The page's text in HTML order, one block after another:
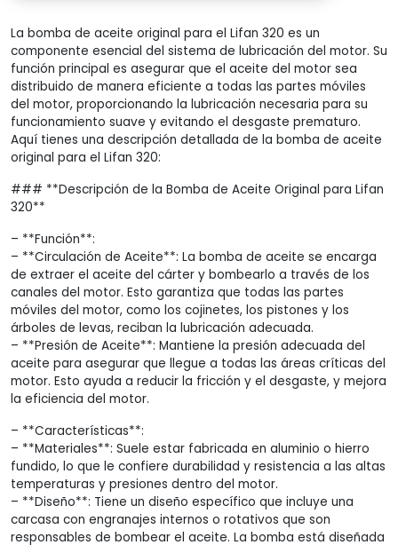
La bomba de aceite original para el Lifan 320 es un
componente esencial del sistema de lubricación del motor. Su
función principal es asegurar que el aceite del motor sea
distribuido de manera eficiente a todas las partes móviles
del motor, proporcionando la lubricación necesaria para su
funcionamiento suave y evitando el desgaste prematuro.
Aquí tienes una descripción detallada de la bomba de aceite
original para el Lifan 320:
### **Descripción de la Bomba de Aceite Original para Lifan
320**
– **Función**:
– **Circulación de Aceite**: La bomba de aceite se encarga
de extraer el aceite del cárter y bombearlo a través de los
canales del motor. Esto garantiza que todas las partes
móviles del motor, como los cojinetes, los pistones y los
árboles de levas, reciban la lubricación adecuada.
– **Presión de Aceite**: Mantiene la presión adecuada del
aceite para asegurar que llegue a todas las áreas críticas del
motor. Esto ayuda a reducir la fricción y el desgaste, y mejora
la eficiencia del motor.
– **Características**:
– **Materiales**: Suele estar fabricada en aluminio o hierro
fundido, lo que le confiere durabilidad y resistencia a las altas
temperaturas y presiones dentro del motor.
– **Diseño**: Tiene un diseño específico que incluye una
carcasa con engranajes internos o rotativos que son
responsables de bombear el aceite. La bomba está diseñada